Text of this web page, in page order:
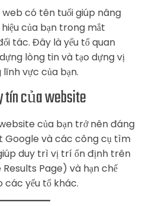
có tên tuổi giúp nâng
của bạn trong mắt
tác. Đây là yếu tố quan
lòng tin và tạo dựng vị
vực của bạn.
tín của website
của bạn trở nên đáng
Google và các công cụ tìm
duy trì vị trí ổn định trên
Results Page) và hạn chế
các yếu tố khác.